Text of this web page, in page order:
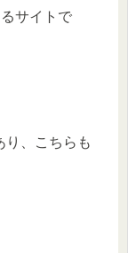
サイトで
り、こちらも